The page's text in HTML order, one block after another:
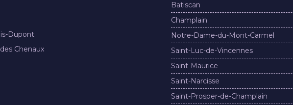
Dupont
Chenaux
Batiscan
Champlain
Notre-Dame-du-Mont-Carmel
Saint-Luc-de-Vincennes
Saint-Maurice
Saint-Narcisse
Saint-Prosper-de-Champlain